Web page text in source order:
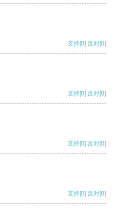
支持[0] 反对[0]
支持[0] 反对[0]
支持[0] 反对[0]
支持[0] 反对[0]